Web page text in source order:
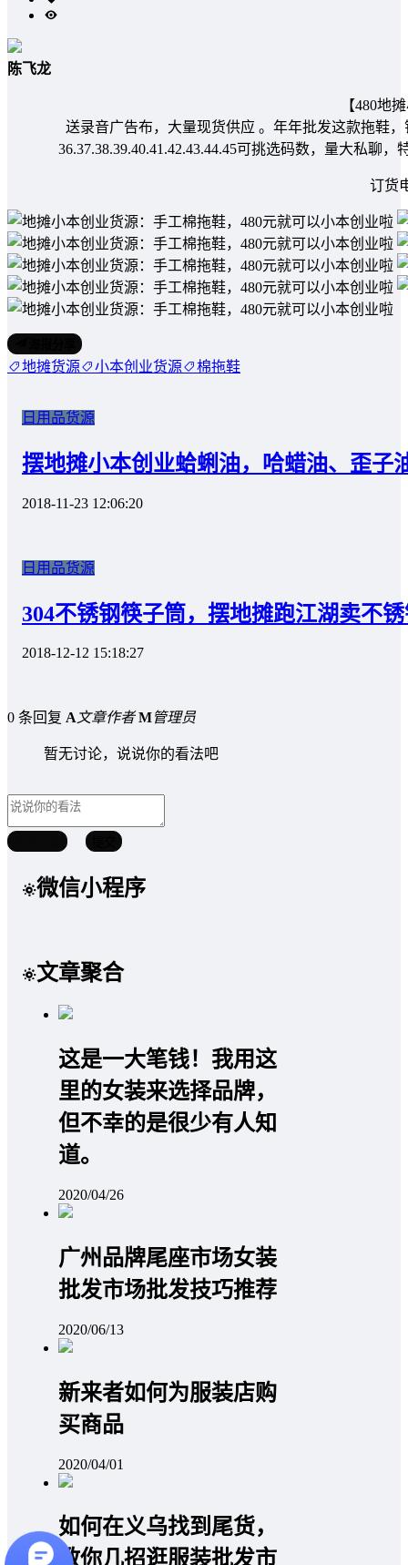
陈飞龙
【480地
送录音广告布，大量现货供应 。年年批发这款拖鞋
36.37.38.39.40.41.42.43.44.45可挑选码数，量大私聊
订货
地摊货源 小本创业货源 棉拖鞋
日用品货源
摆地摊小本创业蛤蜊油，哈蜡油、歪子
2018-11-23 12:06:20
日用品货源
304不锈钢筷子筒，摆地摊跑江湖卖不
2018-12-12 15:18:27
0 条回复 A文章作者 M管理员
暂无讨论，说说你的看法吧
微信小程序
文章聚合
这是一大笔钱！我用这
里的女装来选择品牌，
但不幸的是很少有人知
道。
2020/04/26
广州品牌尾座市场女装
批发市场批发技巧推荐
2020/06/13
新来者如何为服装店购
买商品
2020/04/01
如何在义乌找到尾货，
教你几招逛服装批发市